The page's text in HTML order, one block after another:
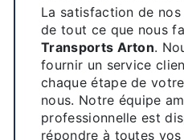
La satisfaction de
de tout ce que nous
Transports Arton.
fournir un service
chaque étape de
nous. Notre équipe
professionnelle est
répondre à toutes